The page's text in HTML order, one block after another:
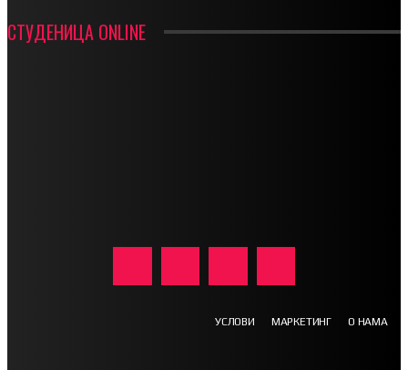
СТУДЕНИЦА ONLINE
УСЛОВИ МАРКЕТИНГ О НАМА